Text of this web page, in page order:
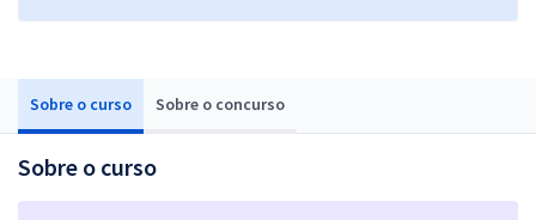
Sobre o curso Sobre o concurso
Sobre o curso